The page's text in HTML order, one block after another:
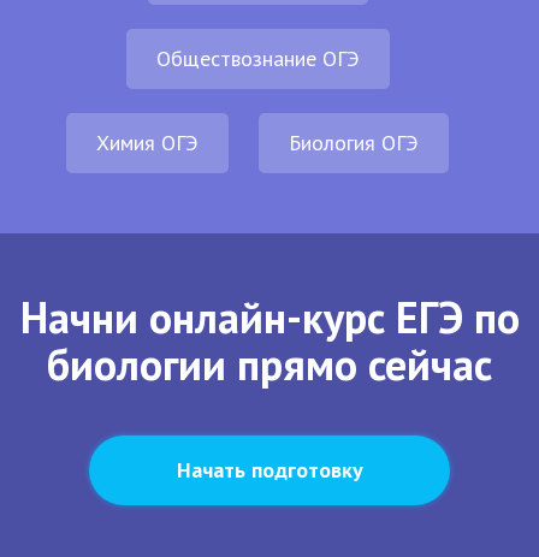
Обществознание ОГЭ
Химия ОГЭ Биология ОГЭ
Начни онлайн-курс ЕГЭ по
биологии прямо сейчас
Начать подготовку